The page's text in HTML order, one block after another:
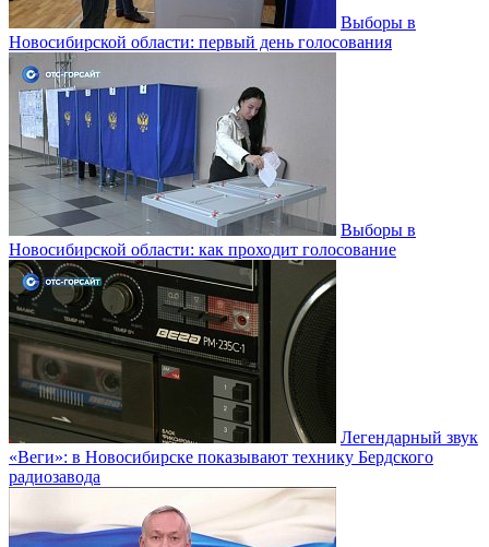
Выборы в
Новосибирской области: первый день голосования
Выборы в
Новосибирской области: как проходит голосование
Легендарный звук
«Веги»: в Новосибирске показывают технику Бердского
радиозавода